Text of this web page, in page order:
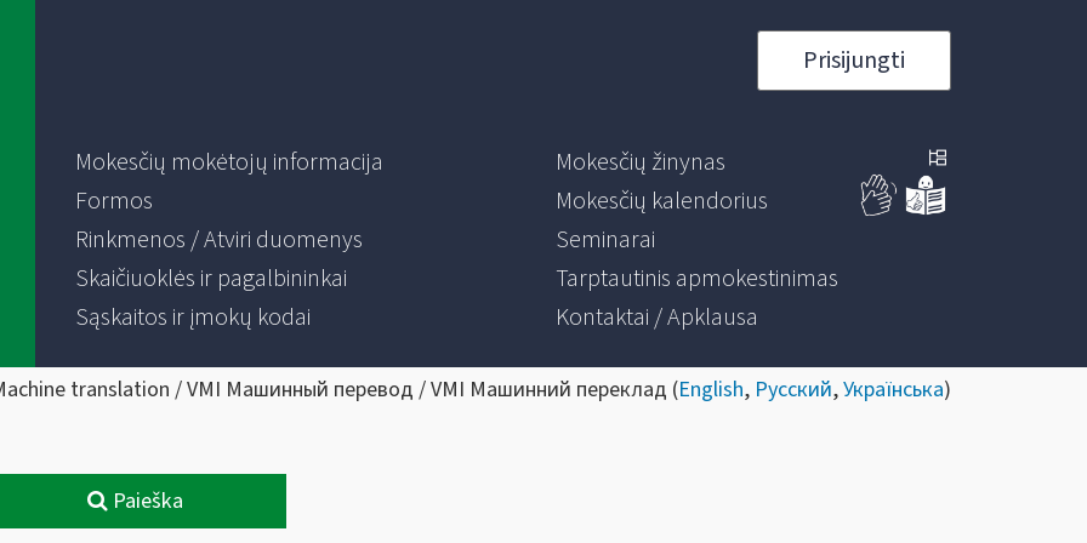
Prisijungti
Mokesčių mokėtojų informacija
Formos
Rinkmenos / Atviri duomenys
Skaičiuoklės ir pagalbininkai
Sąskaitos ir įmokų kodai
Mokesčių žinynas
Mokesčių kalendorius
Seminarai
Tarptautinis apmokestinimas
Kontaktai / Apklausa
translation / VMI Машинный перевод / VMI Машинний переклад (English, Русский,Українська)
Paieška